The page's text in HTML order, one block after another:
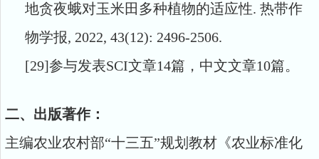
地贪夜蛾对玉米田多种植物的适应性. 热带作
物学报, 2022, 43(12): 2496-2506.
[29]参与发表SCI文章14篇，中文文章10篇。
二、出版著作：
主编农业农村部“十三五”规划教材《农业标准化